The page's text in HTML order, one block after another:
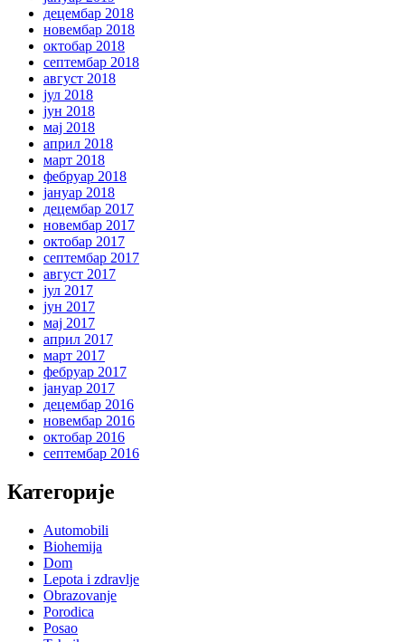
децембар 2018
новембар 2018
октобар 2018
септембар 2018
август 2018
јул 2018
јун 2018
мај 2018
април 2018
март 2018
фебруар 2018
јануар 2018
децембар 2017
новембар 2017
октобар 2017
септембар 2017
август 2017
јул 2017
јун 2017
мај 2017
април 2017
март 2017
фебруар 2017
јануар 2017
децембар 2016
новембар 2016
октобар 2016
септембар 2016
Категорије
Automobili
Biohemija
Dom
Lepota i zdravlje
Obrazovanje
Porodica
Posao